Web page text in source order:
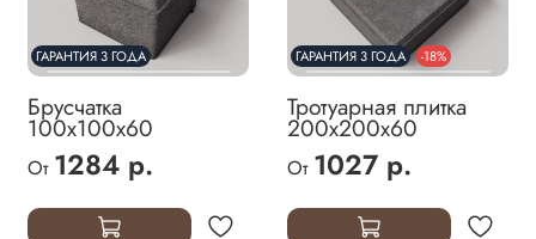
ГАРАНТИЯ 3 ГОДА
Брусчатка
100х100х60
От 1284 р.
ГАРАНТИЯ 3 ГОДА -18%
Тротуарная плитка
200х200х60
От 1027 р.